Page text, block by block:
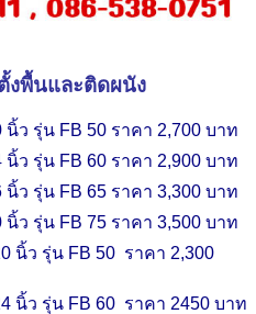
งพื้นและติดผนัง
นิ้ว รุ่น FB 50 ราคา 2,700 บาท
นิ้ว รุ่น FB 60 ราคา 2,900 บาท
นิ้ว รุ่น FB 65 ราคา 3,300 บาท
นิ้ว รุ่น FB 75 ราคา 3,500 บาท
นิ้ว รุ่น FB 50 ราคา 2,300
นิ้ว รุ่น FB 60 ราคา 2450 บาท